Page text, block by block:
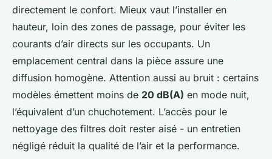
directement le confort. Mieux vaut l’installer en
hauteur, loin des zones de passage, pour éviter les
courants d’air directs sur les occupants. Un
emplacement central dans la pièce assure une
diffusion homogène. Attention aussi au bruit : certains
modèles émettent moins de 20 dB(A) en mode nuit,
l’équivalent d’un chuchotement. L’accès pour le
nettoyage des filtres doit rester aisé - un entretien
négligé réduit la qualité de l’air et la performance.